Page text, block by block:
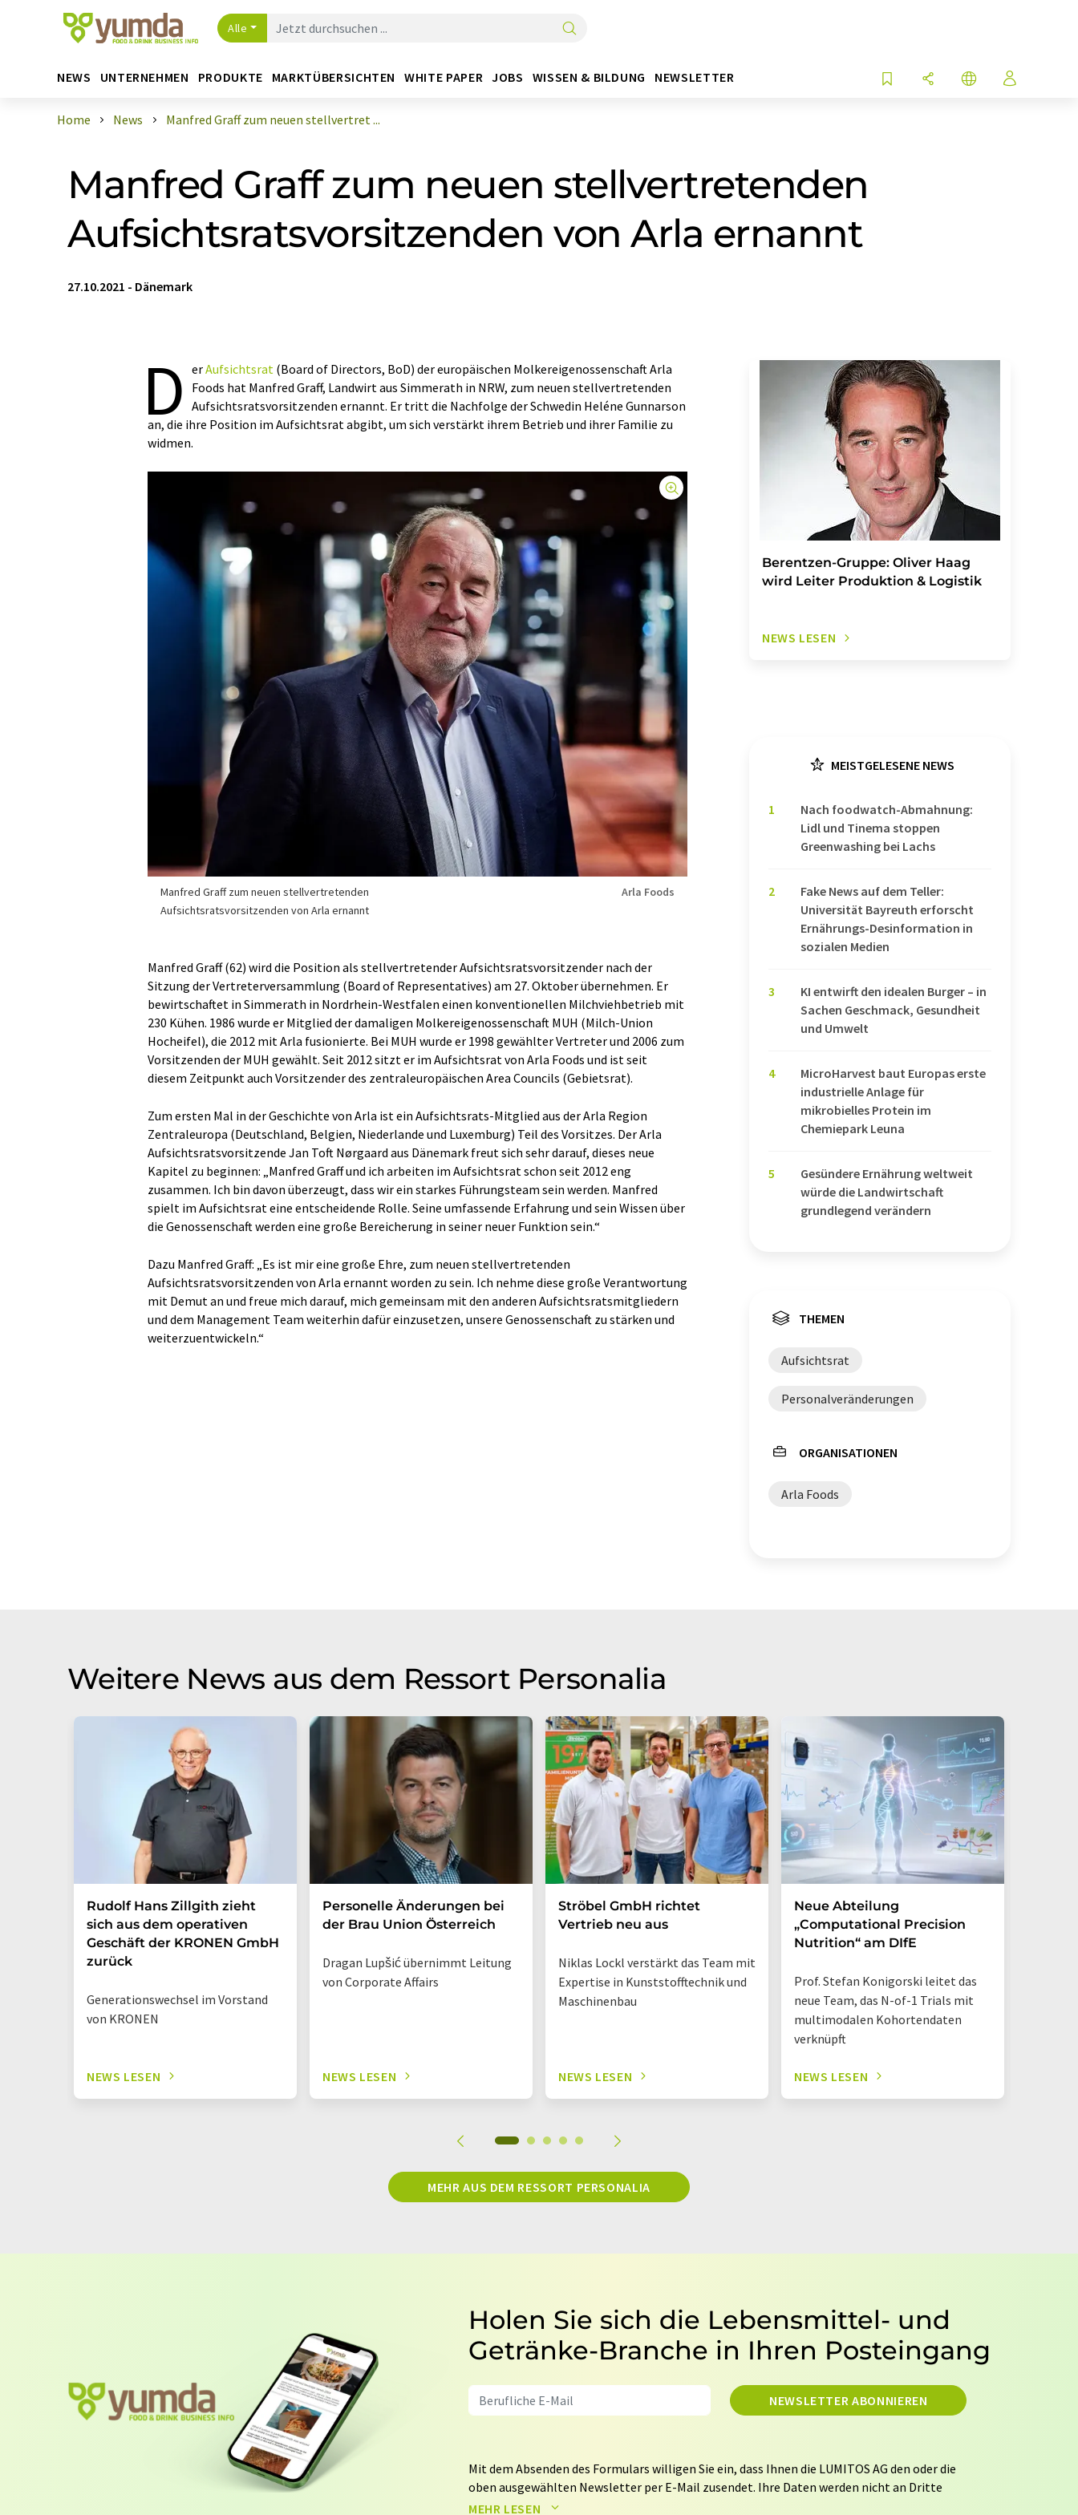
Alle
NEWS UNTERNEHMEN PRODUKTE MARKTÜBERSICHTEN WHITE PAPER JOBS WISSEN & BILDUNG NEWSLETTER
Home News Manfred Graff zum neuen stellvertret ...
Manfred Graff zum neuen stellvertretenden
Aufsichtsratsvorsitzenden von Arla ernannt
27.10.2021 - Dänemark
D erAufsichtsrat (Board of Directors, BoD) der europäischen Molkereigenossenschaft Arla
Foods hat Manfred Graff, Landwirt aus Simmerath in NRW, zum neuen stellvertretenden
Aufsichtsratsvorsitzenden ernannt. Er tritt die Nachfolge der Schwedin Heléne Gunnarson
an, die ihre Position im Aufsichtsrat abgibt, um sich verstärkt ihrem Betrieb und ihrer Familie zu
widmen.
Manfred Graff zum neuen stellvertretenden
Aufsichtsratsvorsitzenden von Arla ernannt
Arla Foods
Manfred Graff (62) wird die Position als stellvertretender Aufsichtsratsvorsitzender nach der
Sitzung der Vertreterversammlung (Board of Representatives) am 27. Oktober übernehmen. Er
bewirtschaftet in Simmerath in Nordrhein-Westfalen einen konventionellen Milchviehbetrieb mit
230 Kühen. 1986 wurde er Mitglied der damaligen Molkereigenossenschaft MUH (Milch-Union
Hocheifel), die 2012 mit Arla fusionierte. Bei MUH wurde er 1998 gewählter Vertreter und 2006 zum
Vorsitzenden der MUH gewählt. Seit 2012 sitzt er im Aufsichtsrat von Arla Foods und ist seit
diesem Zeitpunkt auch Vorsitzender des zentraleuropäischen Area Councils (Gebietsrat).
Zum ersten Mal in der Geschichte von Arla ist ein Aufsichtsrats-Mitglied aus der Arla Region
Zentraleuropa (Deutschland, Belgien, Niederlande und Luxemburg) Teil des Vorsitzes. Der Arla
Aufsichtsratsvorsitzende Jan Toft Nørgaard aus Dänemark freut sich sehr darauf, dieses neue
Kapitel zu beginnen: „Manfred Graff und ich arbeiten im Aufsichtsrat schon seit 2012 eng
zusammen. Ich bin davon überzeugt, dass wir ein starkes Führungsteam sein werden. Manfred
spielt im Aufsichtsrat eine entscheidende Rolle. Seine umfassende Erfahrung und sein Wissen über
die Genossenschaft werden eine große Bereicherung in seiner neuer Funktion sein.“
Dazu Manfred Graff: „Es ist mir eine große Ehre, zum neuen stellvertretenden
Aufsichtsratsvorsitzenden von Arla ernannt worden zu sein. Ich nehme diese große Verantwortung
mit Demut an und freue mich darauf, mich gemeinsam mit den anderen Aufsichtsratsmitgliedern
und dem Management Team weiterhin dafür einzusetzen, unsere Genossenschaft zu stärken und
weiterzuentwickeln.“
Berentzen-Gruppe: Oliver Haag
wird Leiter Produktion & Logistik
NEWS LESEN
MEISTGELESENE NEWS
1
Nach foodwatch-Abmahnung:
Lidl und Tinema stoppen
Greenwashing bei Lachs
2
Fake News auf dem Teller:
Universität Bayreuth erforscht
Ernährungs-Desinformation in
sozialen Medien
3
KI entwirft den idealen Burger – in
Sachen Geschmack, Gesundheit
und Umwelt
4
MicroHarvest baut Europas erste
industrielle Anlage für
mikrobielles Protein im
Chemiepark Leuna
5
Gesündere Ernährung weltweit
würde die Landwirtschaft
grundlegend verändern
THEMEN
Aufsichtsrat
Personalveränderungen
ORGANISATIONEN
Arla Foods
Weitere News aus dem Ressort Personalia
Rudolf Hans Zillgith zieht
sich aus dem operativen
Geschäft der KRONEN GmbH
zurück
Generationswechsel im Vorstand
von KRONEN
NEWS LESEN
Personelle Änderungen bei
der Brau Union Österreich
Dragan Lupšić übernimmt Leitung
von Corporate Affairs
NEWS LESEN
Ströbel GmbH richtet
Vertrieb neu aus
Niklas Lockl verstärkt das Team mit
Expertise in Kunststofftechnik und
Maschinenbau
NEWS LESEN
Neue Abteilung
„Computational Precision
Nutrition“ am DIfE
Prof. Stefan Konigorski leitet das
neue Team, das N-of-1 Trials mit
multimodalen Kohortendaten
verknüpft
NEWS LESEN
MEHR AUS DEM RESSORT PERSONALIA
Holen Sie sich die Lebensmittel- und
Getränke-Branche in Ihren Posteingang
NEWSLETTER ABONNIEREN
Mit dem Absenden des Formulars willigen Sie ein, dass Ihnen die LUMITOS AG den oder die
oben ausgewählten Newsletter per E-Mail zusendet. Ihre Daten werden nicht an Dritte
weitergegeben. Die Speicherung und Verarbeitung Ihrer Daten durch die LUMITOS AG erfolgt
MEHR LESEN